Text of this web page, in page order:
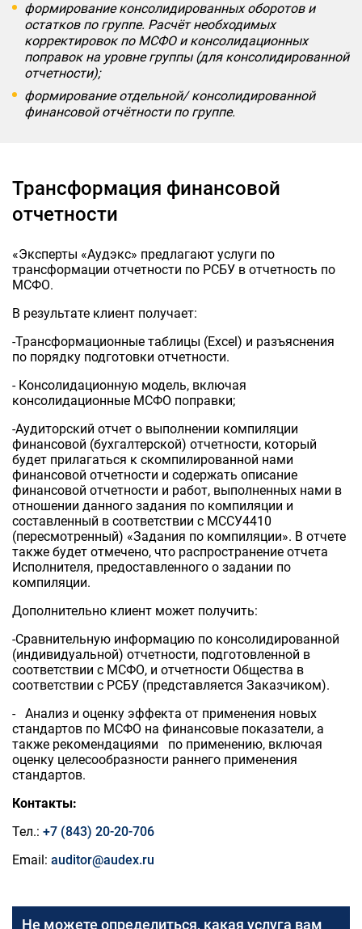
формирование консолидированных оборотов и
остатков по группе. Расчёт необходимых
корректировок по МСФО и консолидационных
поправок на уровне группы (для консолидированной
отчетности);
формирование отдельной/ консолидированной
финансовой отчётности по группе.
Трансформация финансовой
отчетности
«Эксперты «Аудэкс» предлагают услуги по
трансформации отчетности по РСБУ в отчетность по
МСФО.
В результате клиент получает:
-Трансформационные таблицы (Excel) и разъяснения
по порядку подготовки отчетности.
- Консолидационную модель, включая
консолидационные МСФО поправки;
-Аудиторский отчет о выполнении компиляции
финансовой (бухгалтерской) отчетности, который
будет прилагаться к скомпилированной нами
финансовой отчетности и содержать описание
финансовой отчетности и работ, выполненных нами в
отношении данного задания по компиляции и
составленный в соответствии с МССУ4410
(пересмотренный) «Задания по компиляции». В отчете
также будет отмечено, что распространение отчета
Исполнителя, предоставленного о задании по
компиляции.
Дополнительно клиент может получить:
-Сравнительную информацию по консолидированной
(индивидуальной) отчетности, подготовленной в
соответствии с МСФО, и отчетности Общества в
соответствии с РСБУ (представляется Заказчиком).
- Анализ и оценку эффекта от применения новых
стандартов по МСФО на финансовые показатели, а
также рекомендациями по применению, включая
оценку целесообразности раннего применения
стандартов.
Контакты:
Тел.: +7 (843) 20-20-706
Email: auditor@audex.ru
Не можете определиться, какая услуга вам